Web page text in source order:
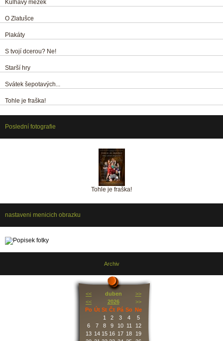
Kulhavý mezek
O Zlatušce
Plakáty
S tvojí dcerou? Ne!
Starší hry
Svátek šepotavých...
Tohle je fraška!
Poslední fotografie
Tohle je fraška!
nastaveni menicich obrazku
Archiv
<< duben
>>
<<
2026
>>
Po Út St Čt Pá So Ne
1
2 3 4
5
6
7 8 9 10 11
12
13 14 15 16 17 18
19